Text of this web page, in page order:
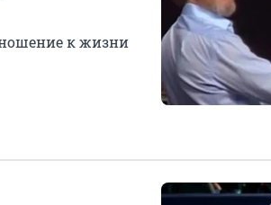
к жизни